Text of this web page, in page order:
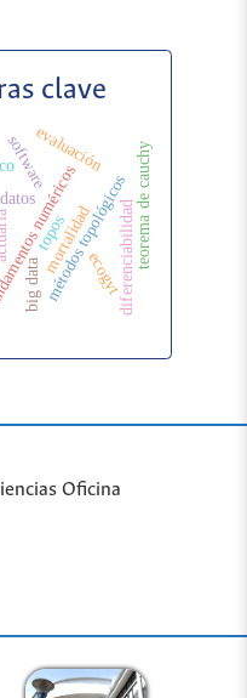
clave
mortalidad
numéricos
evaluación
métodos topológicos
diferenciabilidad
software
big data
teorema de cauchy
ecogyt
topos
Oficina